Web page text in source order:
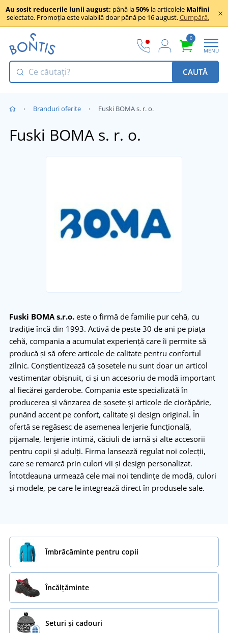
Au sosit reducerile lunii august: până la50% la articolele Malfini
selectate. Promoția este valabilă doar până pe 16 august.Cumpără.
0
MENU
CAUTĂ
Branduri oferite Fuski BOMA s. r. o.
Fuski BOMA s. r. o.
Fuski BOMA s.r.o. este o firmă de familie pur cehă, cu
tradițieîncă din 1993. Activă de peste 30 de ani pe piața
cehă, compania a acumulat experiență careîi permite să
producă și să ofere articole de calitate pentru confortul
zilnic. Conștientizează că șosetele nu sunt doar un articol
vestimentar obișnuit, ci și un accesoriu de modă important
al fiecărei garderobe. Compania este specializatăîn
producerea și vânzarea de șosete și articole de ciorăpărie,
punând accent pe confort, calitate și design original.În
ofertă se regăsesc de asemenea lenjerie funcțională,
pijamale, lenjerie intimă, căciuli de iarnă și alte accesorii
pentru copii și adulți. Firma lansează regulat noi colecții,
care se remarcă prin culori vii și design personalizat.
Întotdeauna urmează cele mai noi tendințe de modă, culori
și modele, pe care le integrează directîn produsele sale.
Îmbrăcăminte pentru copii
Încălţăminte
Seturi și cadouri